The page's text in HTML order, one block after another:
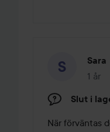
Sara
1 år
Slut i
När förväntas